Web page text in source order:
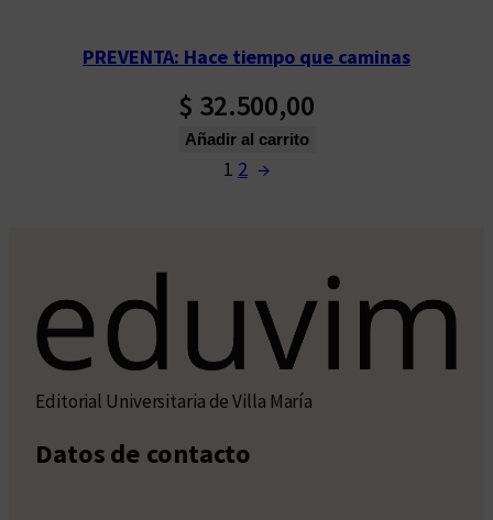
PREVENTA: Hace tiempo que caminas
$ 32.500,00
Añadir al carrito
1 2 →
Editorial Universitaria de Villa María
Datos de contacto